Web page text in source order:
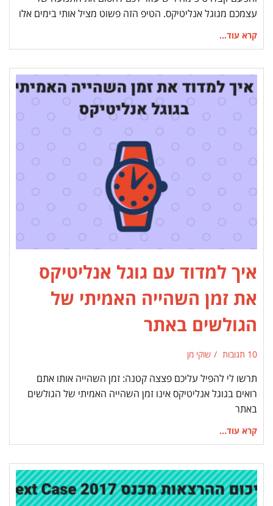
עצמכם מגוגל אנליטיקס. הטיפ הזה פשוט מציל אותי בימים אלו
קרא עוד...
איך למדוד עם גוגל אנליטיקס
את זמן השהייה האמיתי של
הגולשים באתר
10 תגובות שוקי מן
תרשו לי להפיל עליכם פצצה קטנה: זמן השהייה אותו אתם
רואים בגוגל אנליטיקס אינו זמן השהייה האמיתי של הגולשים
באתר
קרא עוד...